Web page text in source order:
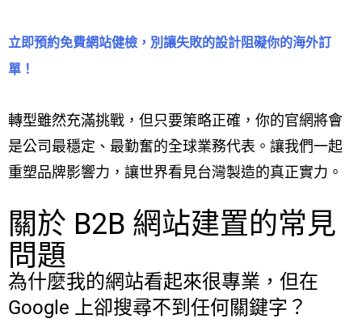
立即預約免費網站健檢，別讓失敗的設計阻礙你的海外訂
單！
轉型雖然充滿挑戰，但只要策略正確，你的官網將會
是公司最穩定、最勤奮的全球業務代表。讓我們一起
重塑品牌影響力，讓世界看見台灣製造的真正實力。
關於 B2B 網站建置的常見
問題
為什麼我的網站看起來很專業，但在
Google 上卻搜尋不到任何關鍵字？